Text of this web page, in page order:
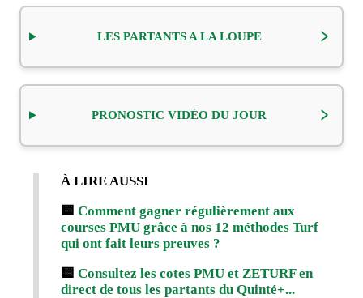
LES PARTANTS A LA LOUPE
PRONOSTIC VIDÉO DU JOUR
À LIRE AUSSI
🟨 Comment gagner régulièrement aux
courses PMU grâce à nos 12 méthodes Turf
qui ont fait leurs preuves ?
🟨 Consultez les cotes PMU et ZETURF en
direct de tous les partants du Quinté+...